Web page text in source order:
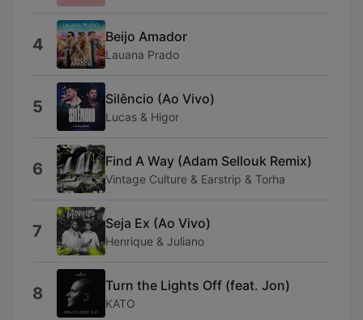
4 Beijo Amador
Lauana Prado
5 Silêncio (Ao Vivo)
Lucas & Higor
6 Find A Way (Adam Sellouk Remix)
Vintage Culture & Earstrip & Torha
7 Seja Ex (Ao Vivo)
Henrique & Juliano
8 Turn the Lights Off (feat. Jon)
KATO